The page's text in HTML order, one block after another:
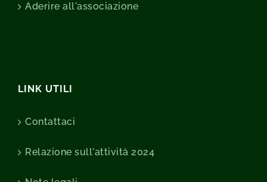
Aderire all'associazione
LINK UTILI
Contattaci
Relazione sull'attività 2024